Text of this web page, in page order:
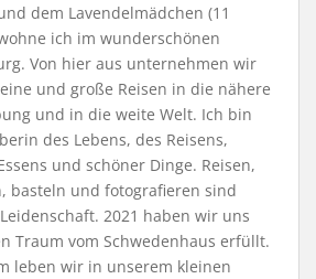
dem Lavendelmädchen (11
ich im wunderschönen
Von hier aus unternehmen wir
und große Reisen in die nähere
und in die weite Welt. Ich bin
des Lebens, des Reisens,
und schöner Dinge. Reisen,
basteln und fotografieren sind
2021 haben wir uns
Traum vom Schwedenhaus erfüllt.
leben wir in unserem kleinen